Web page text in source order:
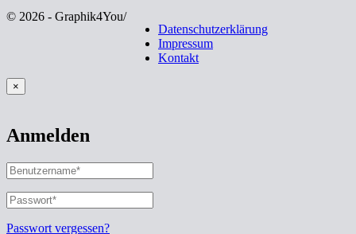
© 2026 - Graphik4You/
Datenschutzerklärung
Impressum
Kontakt
×
Anmelden
BENUTZERNAME
ODER
E-
MAIL-
ADRESSE*
PASSWORT
ERFORDERLICH
Passwort vergessen?